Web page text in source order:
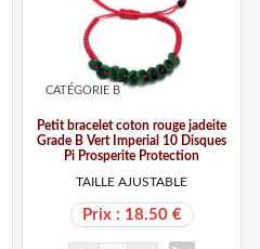
CATÉGORIE B
Petit bracelet coton rouge jadeite
Grade B Vert Imperial 10 Disques
Pi Prosperite Protection
TAILLE AJUSTABLE
Prix : 18.50 €